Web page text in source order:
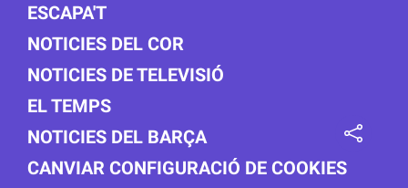
ESCAPA'T
NOTICIES DEL COR
NOTICIES DE TELEVISIÓ
EL TEMPS
NOTICIES DEL BARÇA
CANVIAR CONFIGURACIÓ DE COOKIES